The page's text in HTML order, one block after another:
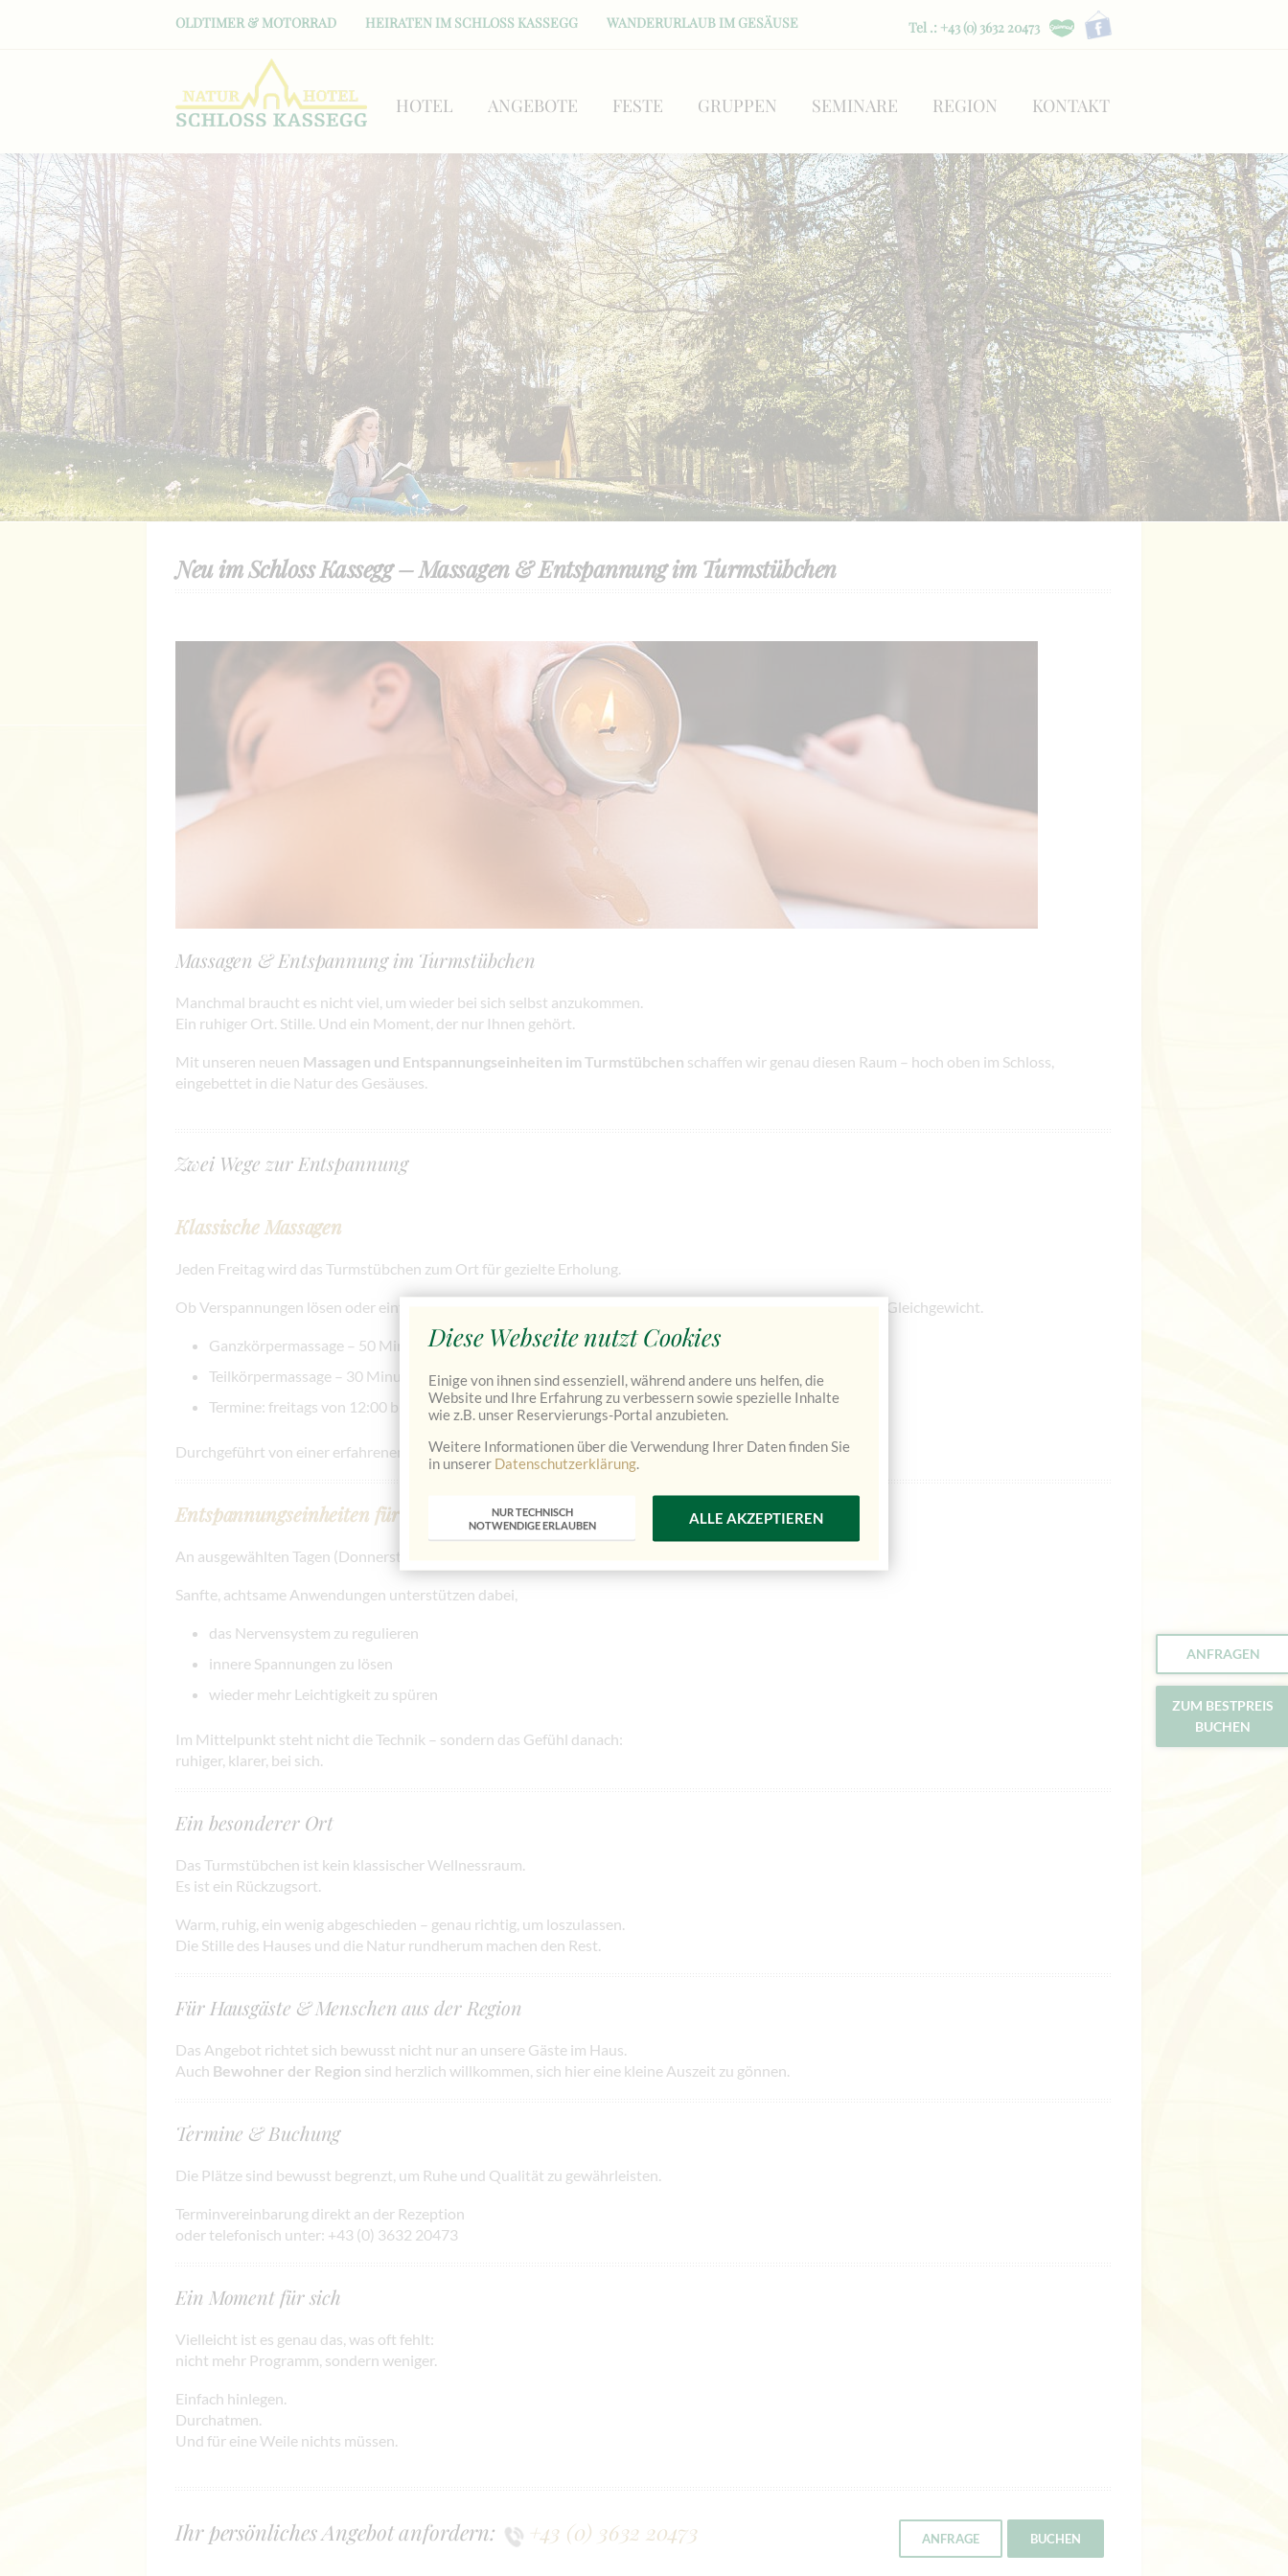
OLDTIMER & MOTORRAD HEIRATEN IM SCHLOSS KASSEGG WANDERURLAUB IM GESÄUSE Tel .: +43 (0) 3632 20473
HOTEL ANGEBOTE FESTE GRUPPEN SEMINARE REGION KONTAKT
Neu im Schloss Kassegg – Massagen & Entspannung im Turmstübchen
Massagen & Entspannung im Turmstübchen
Manchmal braucht es nicht viel, um wieder bei sich selbst anzukommen.
Ein ruhiger Ort. Stille. Und ein Moment, der nur Ihnen gehört.
Mit unseren neuen Massagen und Entspannungseinheiten im Turmstübchen schaffen wir genau diesen Raum – hoch oben im Schloss,
eingebettet in die Natur des Gesäuses.
Zwei Wege zur Entspannung
Klassische Massagen
Jeden Freitag wird das Turmstübchen zum Ort für gezielte Erholung.
Ob Verspannungen lösen oder einfach abschalten – die klassischen Massagen bringen den Körper zurück ins Gleichgewicht.
Ganzkörpermassage – 50 Minuten
Teilkörpermassage – 30 Minuten
Termine: freitags von 12:00 bis 18:00 Uhr
Durchgeführt von einer erfahrenen Heilmasseurin – mit viel Gespür für das, was gerade gut tut.
Entspannungseinheiten für Körper & Geist
An ausgewählten Tagen (Donnerstag & Samstag) entsteht ein anderer Zugang zur Ruhe.
Sanfte, achtsame Anwendungen unterstützen dabei,
das Nervensystem zu regulieren
innere Spannungen zu lösen
wieder mehr Leichtigkeit zu spüren
Im Mittelpunkt steht nicht die Technik – sondern das Gefühl danach:
ruhiger, klarer, bei sich.
Ein besonderer Ort
Das Turmstübchen ist kein klassischer Wellnessraum.
Es ist ein Rückzugsort.
Warm, ruhig, ein wenig abgeschieden – genau richtig, um loszulassen.
Die Stille des Hauses und die Natur rundherum machen den Rest.
Für Hausgäste & Menschen aus der Region
Das Angebot richtet sich bewusst nicht nur an unsere Gäste im Haus.
Auch Bewohner der Region sind herzlich willkommen, sich hier eine kleine Auszeit zu gönnen.
Termine & Buchung
Die Plätze sind bewusst begrenzt, um Ruhe und Qualität zu gewährleisten.
Terminvereinbarung direkt an der Rezeption
oder telefonisch unter: +43 (0) 3632 20473
Ein Moment für sich
Vielleicht ist es genau das, was oft fehlt:
nicht mehr Programm, sondern weniger.
Einfach hinlegen.
Durchatmen.
Und für eine Weile nichts müssen.
Ihr persönliches Angebot anfordern: +43 (0) 3632 20473 ANFRAGE BUCHEN
ANFRAGEN
ZUM BESTPREIS
BUCHEN
Diese Webseite nutzt Cookies
Einige von ihnen sind essenziell, während andere uns helfen, die
Website und Ihre Erfahrung zu verbessern sowie spezielle Inhalte
wie z.B. unser Reservierungs-Portal anzubieten.
Weitere Informationen über die Verwendung Ihrer Daten finden Sie
in unserer Datenschutzerklärung
NUR TECHNISCH
NOTWENDIGE ERLAUBEN
ALLE AKZEPTIEREN